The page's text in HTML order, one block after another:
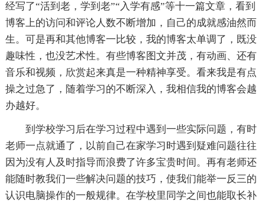
经写了“活到老，学到老”“入学有感”等十一篇文章，看到
博客上的访问和评论人数不断增加，自己的成就感油然而
生。可是再和其他博客一比较，我的博客太单调了，既没
趣味性，也没艺术性。有些博客图文并茂，有动画、还有
音乐和视频，欣赏起来真是一种精神享受。看来我是有点
操之过急了，随着学习的不断深入，我相信我的博客会越
办越好。
到学校学习后在学习过程中遇到一些实际问题，有时
老师一点就通了，以前自己在家学习时遇到疑难问题往往
因为没有人及时指导而浪费了许多宝贵时间。再有老师还
能随时教我们一些解决问题的技巧，使我们能举一反三的
认识电脑操作的一般规律。在学校里同学之间也能取长补